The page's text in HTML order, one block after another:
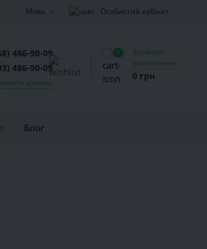
Мова Особистий кабінет
486-90-09
486-90-09
дзвінок
0
Зробити
замовлення
0 грн
Блог